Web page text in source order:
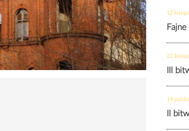
12
Fajne
22
III
14
II